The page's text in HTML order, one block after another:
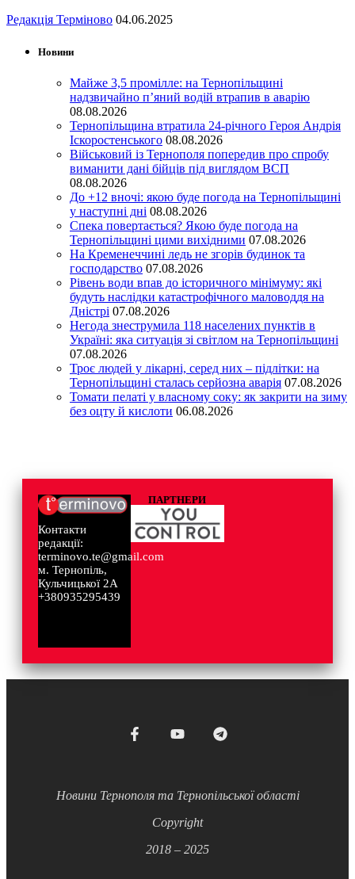
Редакція Терміново 04.06.2025
Новини
Майже 3,5 промілле: на Тернопільщині
надзвичайно п’яний водій втрапив в аварію
08.08.2026
Тернопільщина втратила 24-річного Героя Андрія
Іскоростенського 08.08.2026
Військовий із Тернополя попередив про спробу
виманити дані бійців під виглядом ВСП
08.08.2026
До +12 вночі: якою буде погода на Тернопільщині
у наступні дні 08.08.2026
Спека повертається? Якою буде погода на
Тернопільщині цими вихідними 07.08.2026
На Кременеччині ледь не згорів будинок та
господарство 07.08.2026
Рівень води впав до історичного мінімуму: які
будуть наслідки катастрофічного маловоддя на
Дністрі 07.08.2026
Негода знеструмила 118 населених пунктів в
Україні: яка ситуація зі світлом на Тернопільщині
07.08.2026
Троє людей у лікарні, серед них – підлітки: на
Тернопільщині сталась серйозна аварія 07.08.2026
Томати пелаті у власному соку: як закрити на зиму
без оцту й кислоти 06.08.2026
Контакти
редакції:
terminovo.te@gmail.com
м. Тернопіль,
Кульчицької 2А
+380935295439
ПАРТНЕРИ
Новини Тернополя та Тернопільської області
Copyright
2018 – 2025